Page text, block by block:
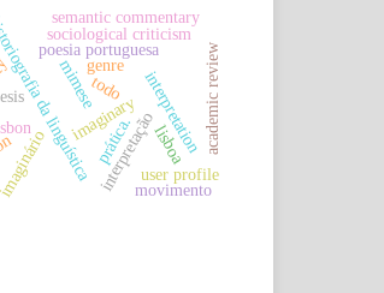
da linguísticainterpretação
imaginary
poesia portuguesa
lisboa
interpretation
sociological criticism
mimese
prática.
semantic commentary
user profile
academic review
genre
todo
movimento